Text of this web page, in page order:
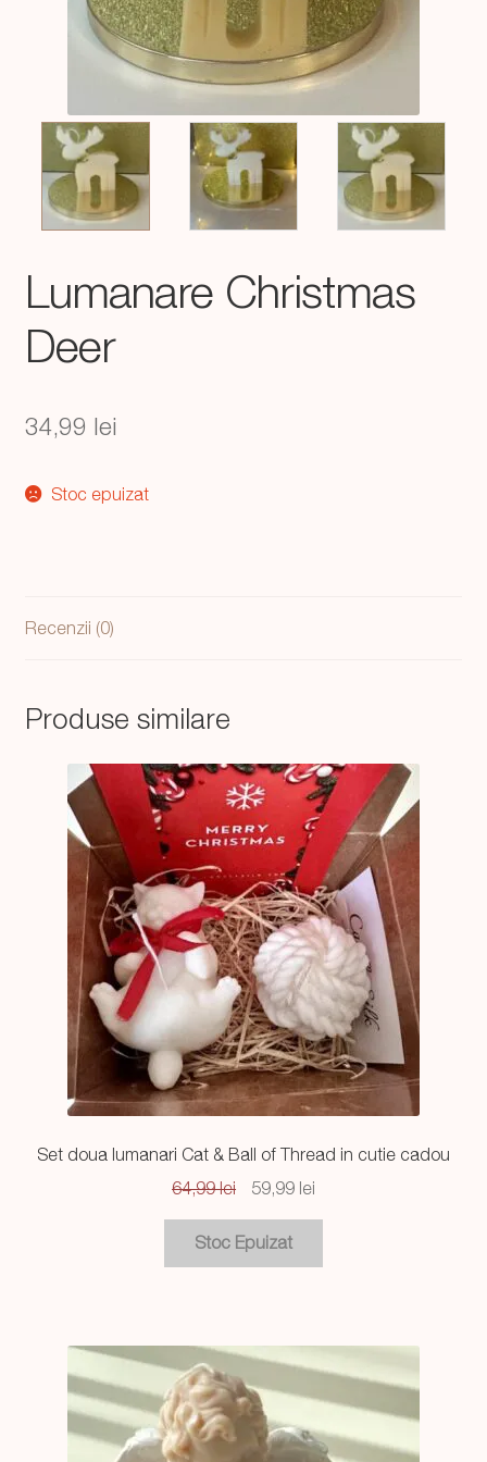
Lumanare Christmas
Deer
34,99 lei
Stoc epuizat
Recenzii (0)
Produse similare
Set doua lumanari Cat & Ball of Thread in cutie cadou
64,99lei
Prețul
a
fost:
59,99 leiPrețul
59,99 lei.